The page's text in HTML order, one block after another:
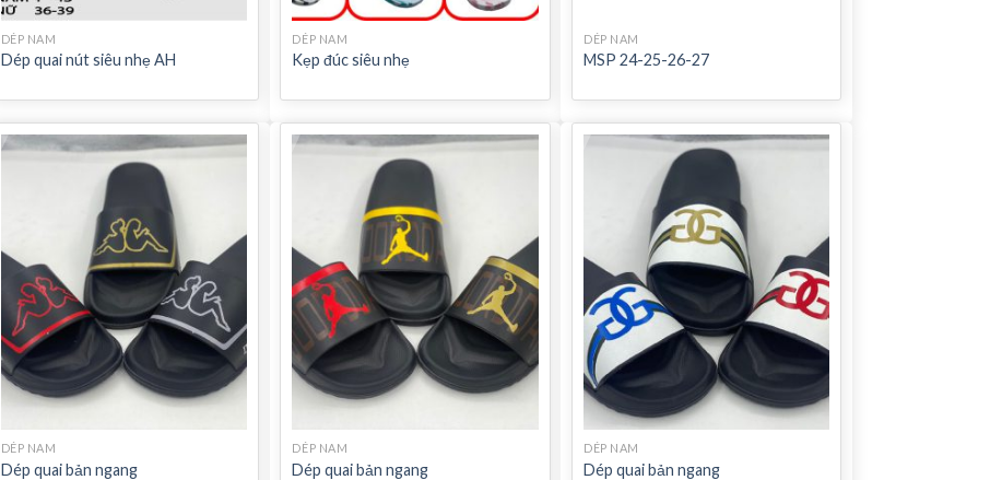
DÉP NAM
Dép quai nút siêu nhẹ AH
DÉP NAM
Kẹp đúc siêu nhẹ
DÉP NAM
MSP 24-25-26-27
DÉP NAM
Dép quai bản ngang
DÉP NAM
Dép quai bản ngang
DÉP NAM
Dép quai bản ngang